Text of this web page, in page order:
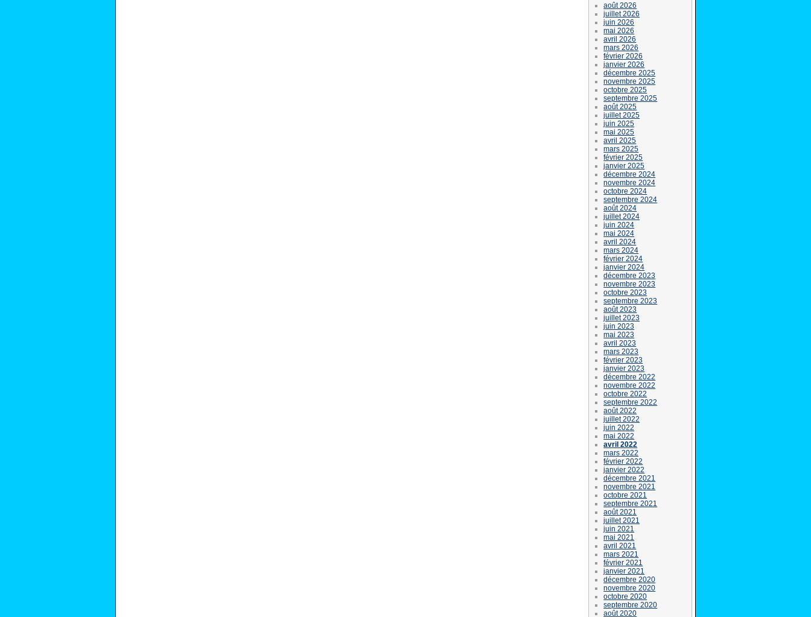
août 2026
juillet 2026
juin 2026
mai 2026
avril 2026
mars 2026
février 2026
janvier 2026
décembre 2025
novembre 2025
octobre 2025
septembre 2025
août 2025
juillet 2025
juin 2025
mai 2025
avril 2025
mars 2025
février 2025
janvier 2025
décembre 2024
novembre 2024
octobre 2024
septembre 2024
août 2024
juillet 2024
juin 2024
mai 2024
avril 2024
mars 2024
février 2024
janvier 2024
décembre 2023
novembre 2023
octobre 2023
septembre 2023
août 2023
juillet 2023
juin 2023
mai 2023
avril 2023
mars 2023
février 2023
janvier 2023
décembre 2022
novembre 2022
octobre 2022
septembre 2022
août 2022
juillet 2022
juin 2022
mai 2022
avril 2022
mars 2022
février 2022
janvier 2022
décembre 2021
novembre 2021
octobre 2021
septembre 2021
août 2021
juillet 2021
juin 2021
mai 2021
avril 2021
mars 2021
février 2021
janvier 2021
décembre 2020
novembre 2020
octobre 2020
septembre 2020
août 2020